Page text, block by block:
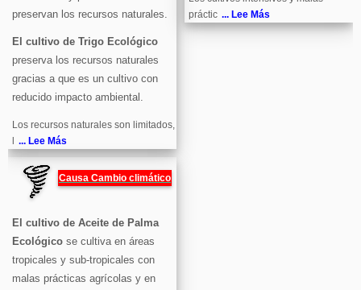
preservan los recursos naturales.
El cultivo de Trigo Ecológico
preserva los recursos naturales
gracias a que es un cultivo con
reducido impacto ambiental.
Los recursos naturales son limitados,
... Lee Más
Causa Cambio climático
El cultivo de Aceite de Palma
Ecológico se cultiva en áreas
tropicales y sub-tropicales con
malas prácticas agrícolas y en
práctic ... Lee Más